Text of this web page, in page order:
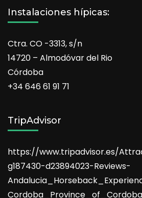
Instalaciones hípicas:
Ctra. CO -3313, s/n
14720 – Almodóvar del Rio
Córdoba
+34 646 61 91 71
TripAdvisor
https://www.tripadvisor.es/
g187430-d23894023-Reviews-